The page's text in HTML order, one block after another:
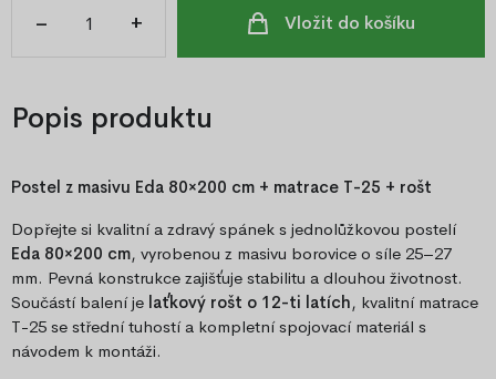
– + Vložit do košíku
Popis produktu
Postel z masivu Eda 80×200 cm + matrace T-25 + rošt
Dopřejte si kvalitní a zdravý spánek s jednolůžkovou postelí
Eda 80×200 cm, vyrobenou z masivu borovice o síle 25–27
mm. Pevná konstrukce zajišťuje stabilitu a dlouhou životnost.
Součástí balení je laťkový rošt o 12-ti latích, kvalitní matrace
T-25 se střední tuhostí a kompletní spojovací materiál s
návodem k montáži.